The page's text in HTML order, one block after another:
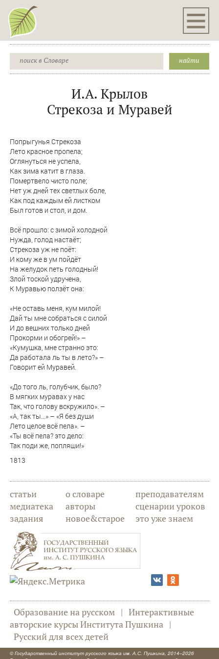
И.А. Крылов
Стрекоза и Муравей
Попрыгунья Стрекоза
Лето красное пропела;
Оглянуться не успела,
Как зима катит в глаза.
Помертвело чисто поле;
Нет уж дней тех светлых боле,
Как под каждым ей листком
Был готов и стол, и дом.
Всё прошло: с зимой холодной
Нужда, голод настаёт;
Стрекоза уж не поёт:
И кому же в ум пойдёт
На желудок петь голодный!
Злой тоской удручена,
К Муравью ползёт она:
«Не оставь меня, кум милой!
Дай ты мне собраться с силой
И до вешних только дней
Прокорми и обогрей!» –
«Кумушка, мне странно это:
Да работала ль ты в лето?» –
Говорит ей Муравей.
«До того ль, голубчик, было?
В мягких муравах у нас
Так, что голову вскружило». –
«А, так ты...» – «Я без души
Лето целое всё пела». –
«Ты всё пела? это дело:
Так поди же, попляши!»
1813
статьи
медиатека
задания
о словаре
авторы
новое&старое
преподавателям
сценарии уроков
это уже знаем
Образование на русском | Интерактивные
авторские курсы Института Пушкина |
Русский для всех детей
© Государственный институт русского языка им. А.С. Пушкина, 2014–2026